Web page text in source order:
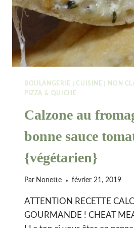
BOULANGERIE CUISINE NON
PIZZA & QUICHE
Calzone au
bonne sauce
{végétarien}
Par Nonette février 21, 2019
ATTENTION RECETTE
GOURMANDE ! CHEAT